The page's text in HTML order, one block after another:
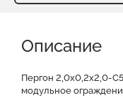
Доставка и оплата
Преимущества
Описание
Пергон 2,0х0,2х2,0-
модульное